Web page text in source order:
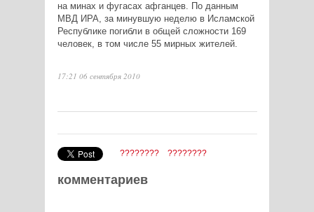
на минах и фугасах афганцев. По данным
МВД ИРА, за минувшую неделю в Исламской
Республике погибли в общей сложности 169
человек, в том числе 55 мирных жителей.
17:21 06 сентября 2010
???????? ????????
комментариев